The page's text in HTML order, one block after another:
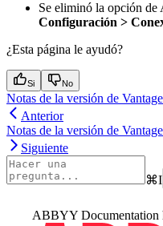
Se eliminó la opción
Configuración >
¿Esta página le ayudó?
Si No
Notas de la versión de
Anterior
Notas de la versión de
Siguiente
⌘I
ABBYY Documentation